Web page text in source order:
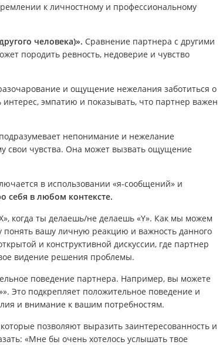
к личностному и профессиональному
человека)». Сравнение партнера с другими
породить ревность, недоверие и чувство
и ощущение нежелания заботиться о
эмпатию и показывать, что партнер важен
непонимание и нежелание
свои чувства. Она может вызвать ощущение
в использовании «я-сообщений» и
себя в любом контексте.
когда ты делаешь/не делаешь «Y». Как мы можем
понять вашу личную реакцию и важность данного
и конструктивной дискуссии, где партнер
видение решения проблемы.
поведение партнера. Например, вы можете
Это подкрепляет положительное поведение и
и внимание к вашим потребностям.
позволяют выразить заинтересованность и
«Мне бы очень хотелось услышать твое